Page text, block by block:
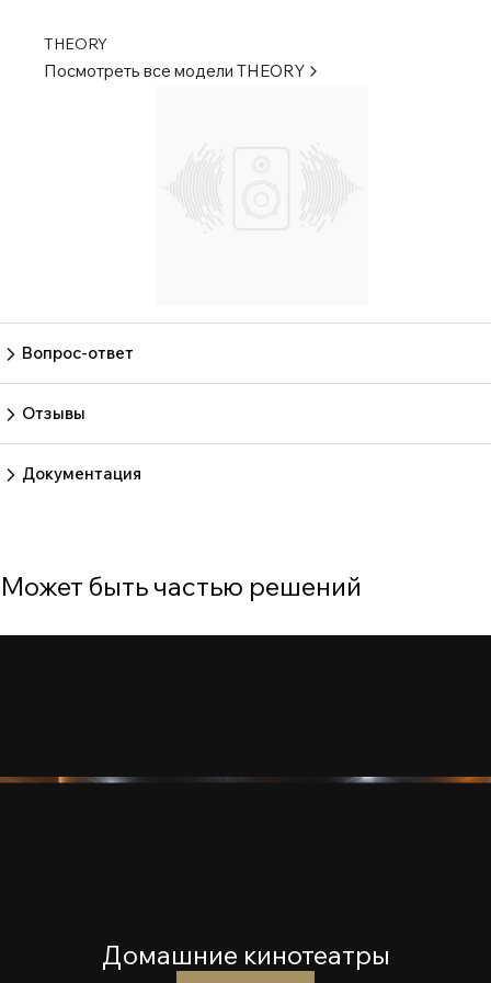
THEORY
Посмотреть все модели THEORY
Вопрос-ответ
Отзывы
Документация
Может быть частью решений
Домашние кинотеатры